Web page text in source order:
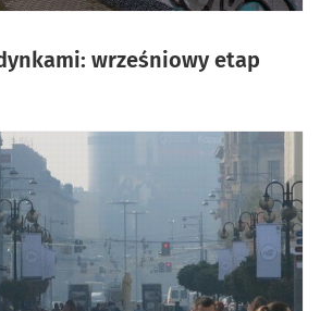
wrześniowy etap